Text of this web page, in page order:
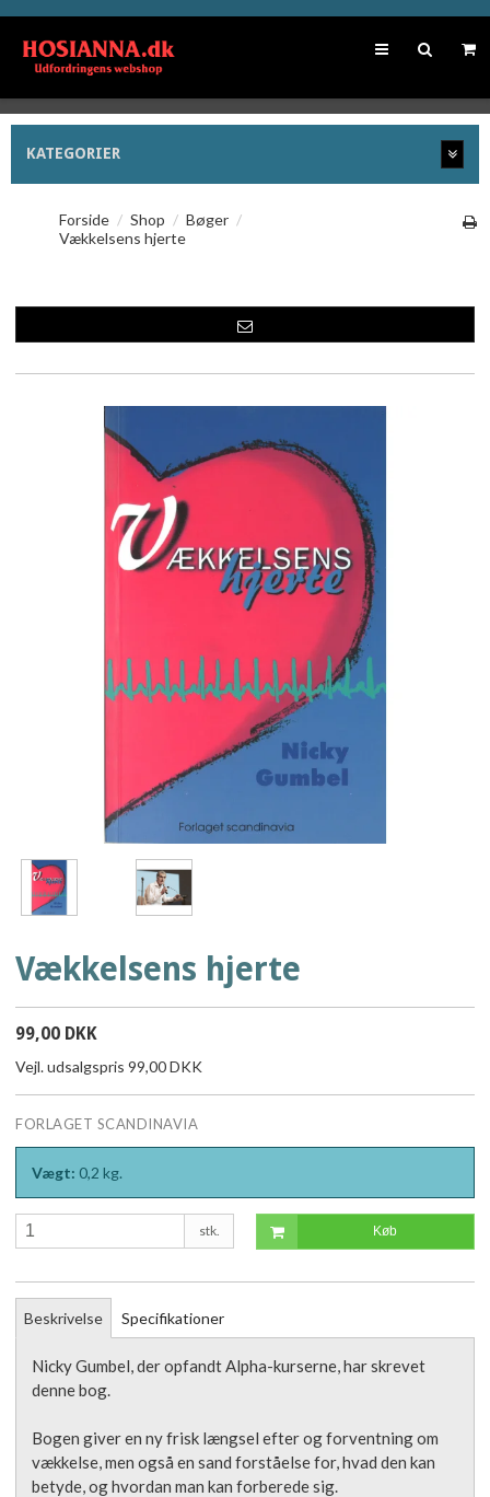
KATEGORIER
Forside / Shop / Bøger /
Vækkelsens hjerte
Vækkelsens hjerte
99,00 DKK
Vejl. udsalgspris 99,00 DKK
FORLAGET SCANDINAVIA
Vægt: 0,2 kg.
stk. Køb
Beskrivelse Specifikationer
Nicky Gumbel, der opfandt Alpha-kurserne, har skrevet
denne bog.
Bogen giver en ny frisk længsel efter og forventning om
vækkelse, men også en sand forståelse for, hvad den kan
betyde, og hvordan man kan forberede sig.